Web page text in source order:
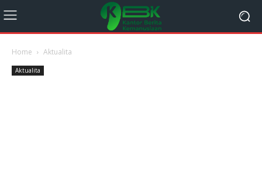
Home Aktualita
Aktualita